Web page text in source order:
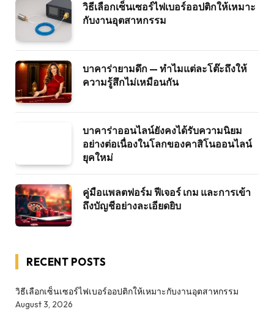
วิธีเลือกเซ็นเซอร์ไฟเบอร์ออปติกให้เหมาะ
กับงานอุตสาหกรรม
บาคาร่ายามดึก — ทำไมแต่ละโต๊ะถึงให้
ความรู้สึกไม่เหมือนกัน
บาคาร่าออนไลน์ยังคงได้รับความนิยม
อย่างต่อเนื่องในโลกของคาสิโนออนไลน์
ยุคใหม่
คู่มือแพลตฟอร์ม ฟีเจอร์ เกม และการเข้า
ถึงบัญชีอย่างละเอียดยิบ
RECENT POSTS
วิธีเลือกเซ็นเซอร์ไฟเบอร์ออปติกให้เหมาะกับงานอุตสาหกรรม
August 3, 2026